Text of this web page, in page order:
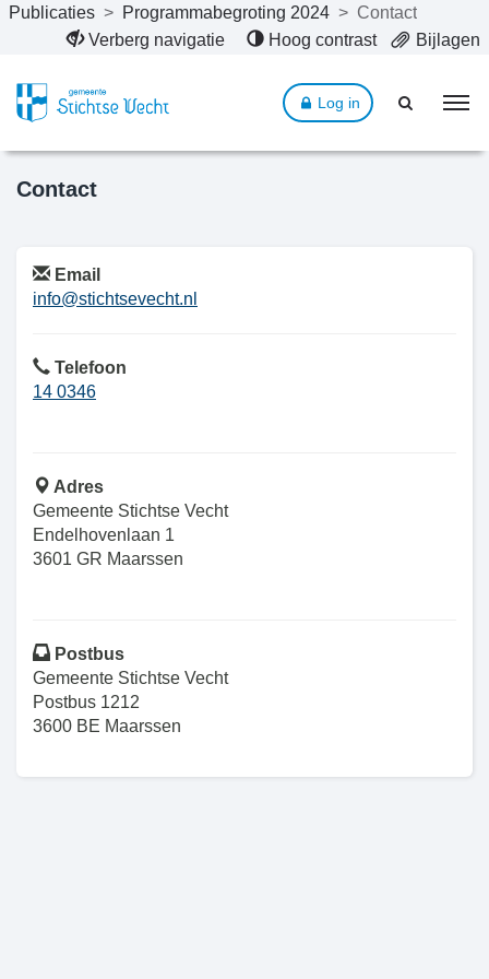
Naar hoofdinhoud
Publicaties > Programmabegroting 2024 > Contact
Verberg navigatie
Hoog contrast Bijlagen
Log in
Contact
Email
info@stichtsevecht.nl
Telefoon
14 0346
Adres
Gemeente Stichtse Vecht
Endelhovenlaan 1
3601 GR Maarssen
Postbus
Gemeente Stichtse Vecht
Postbus 1212
3600 BE Maarssen